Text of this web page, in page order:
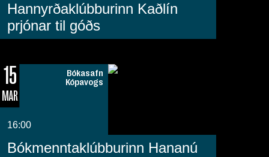
Hannyrðaklúbburinn Kaðlín
prjónar til góðs
15
MAR
Bókasafn
Kópavogs
16:00
Bókmenntaklúbburinn Hananú